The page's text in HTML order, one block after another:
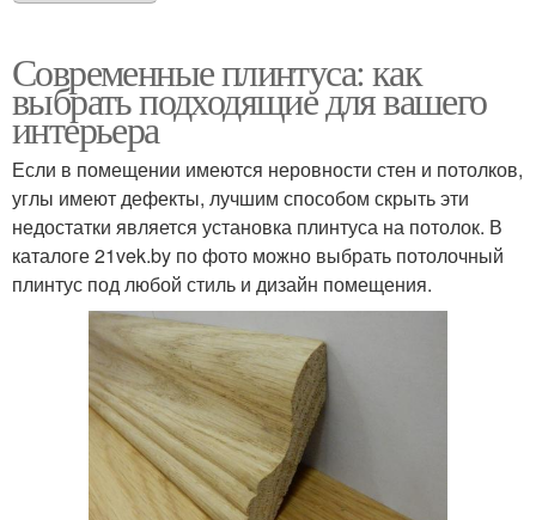
Современные плинтуса: как
выбрать подходящие для вашего
интерьера
Если в помещении имеются неровности стен и потолков,
углы имеют дефекты, лучшим способом скрыть эти
недостатки является установка плинтуса на потолок. В
каталоге 21vek.by по фото можно выбрать потолочный
плинтус под любой стиль и дизайн помещения.